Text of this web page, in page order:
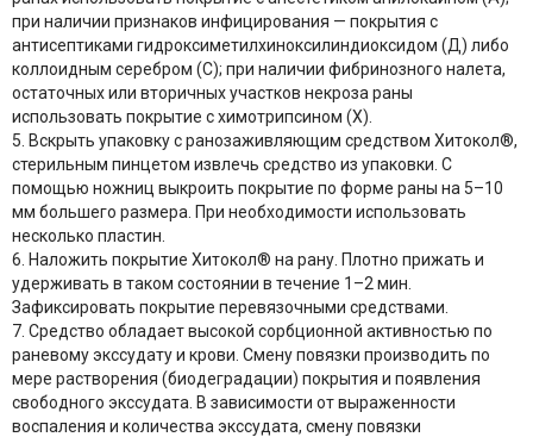
при наличии признаков инфицирования — покрытия с
антисептиками гидроксиметилхиноксилиндиоксидом (Д) либо
коллоидным серебром (С); при наличии фибринозного налета,
остаточных или вторичных участков некроза раны
использовать покрытие с химотрипсином (Х).
5. Вскрыть упаковку с ранозаживляющим средством Хитокол®,
стерильным пинцетом извлечь средство из упаковки. С
помощью ножниц выкроить покрытие по форме раны на 5–10
мм большего размера. При необходимости использовать
несколько пластин.
6. Наложить покрытие Хитокол® на рану. Плотно прижать и
удерживать в таком состоянии в течение 1–2 мин.
Зафиксировать покрытие перевязочными средствами.
7. Средство обладает высокой сорбционной активностью по
раневому экссудату и крови. Смену повязки производить по
мере растворения (биодеградации) покрытия и появления
свободного экссудата. В зависимости от выраженности
воспаления и количества экссудата, смену повязки